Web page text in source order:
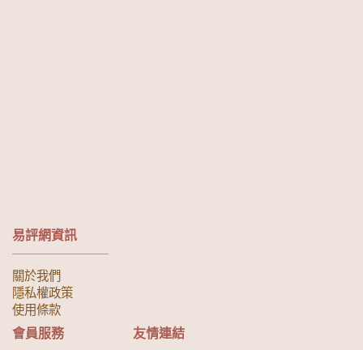
易評網資訊
關於我們
隱私權政策
使用條款
會員服務 友情連結